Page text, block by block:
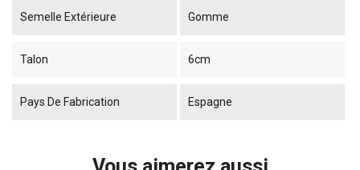
Semelle Extérieure Gomme
Talon 6cm
Pays De Fabrication Espagne